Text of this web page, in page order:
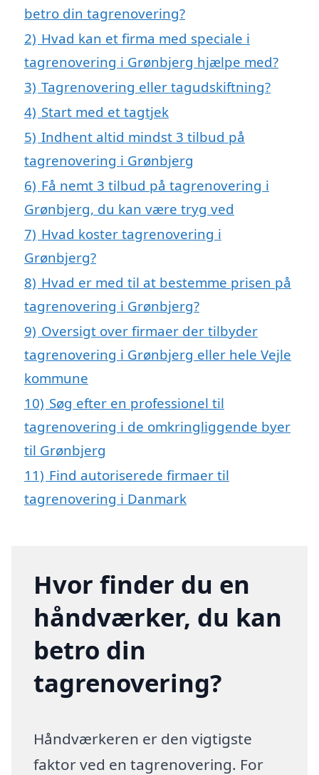
betro din tagrenovering?
2) Hvad kan et firma med speciale i
tagrenovering i Grønbjerg hjælpe med?
3) Tagrenovering eller tagudskiftning?
4) Start med et tagtjek
5) Indhent altid mindst 3 tilbud på
tagrenovering i Grønbjerg
6) Få nemt 3 tilbud på tagrenovering i
Grønbjerg, du kan være tryg ved
7) Hvad koster tagrenovering i
Grønbjerg?
8) Hvad er med til at bestemme prisen på
tagrenovering i Grønbjerg?
9) Oversigt over firmaer der tilbyder
tagrenovering i Grønbjerg eller hele Vejle
kommune
10) Søg efter en professionel til
tagrenovering i de omkringliggende byer
til Grønbjerg
11) Find autoriserede firmaer til
tagrenovering i Danmark
Hvor finder du en
håndværker, du kan
betro din
tagrenovering?
Håndværkeren er den vigtigste
faktor ved en tagrenovering. For